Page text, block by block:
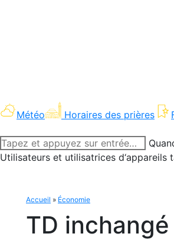
Météo Horaires des prières
Recherche
:Utilisateurs et utilisatrices
Accueil » Économie
TD